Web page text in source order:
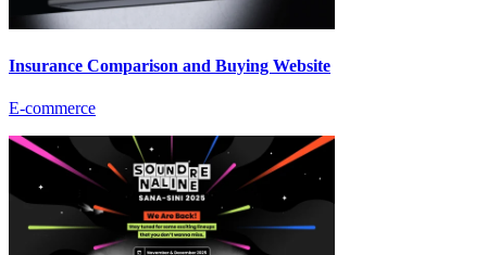
Insurance Comparison and Buying Website
E-commerce